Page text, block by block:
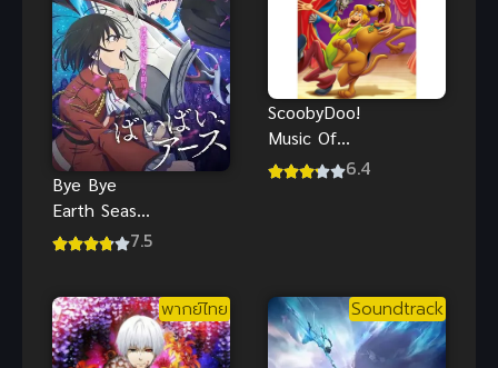
Bye Bye
Earth Season
2 ภาค 2
7.5
ScoobyDoo!
Music Of
The Vampire
6.4
พากย์ไทย Soundtrack